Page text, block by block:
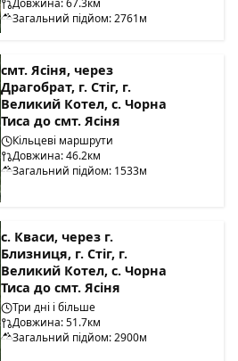
Загальний підйом: 2761м
смт. Ясіня, через
Драгобрат, г. Стіг, г.
Великий Котел, с. Чорна
Тиса до смт. Ясіня
Кільцеві маршрути
Довжина: 46.2км
Загальний підйом: 1533м
с. Кваси, через г.
Близниця, г. Стіг, г.
Великий Котел, с. Чорна
Тиса до смт. Ясіня
Три дні і більше
Довжина: 51.7км
Загальний підйом: 2900м